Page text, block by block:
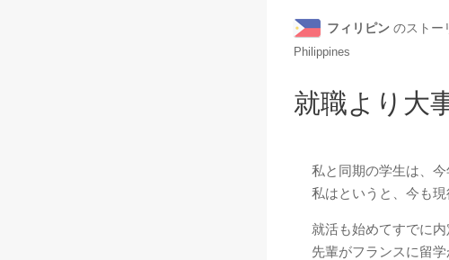
フィリピン のストー
Philippines
就職より大
私と同期の学生は、今
私はというと、今も現
就活も始めてすでに内
先輩がフランスに留